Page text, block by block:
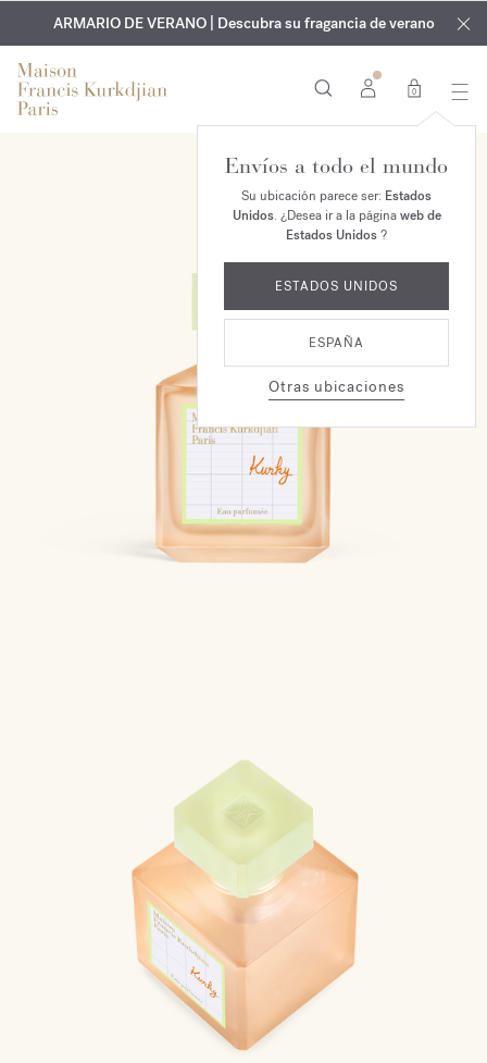
EXCLUSIVO | Descubra la nueva fragancia OUD
velvet mood
en su pedido*
GRABADO GRATUITO | En todas las fragancias y aceites
corporales hasta el 9 de agosto
ARMARIO DE VERANO | Descubra su fragancia de verano
0
Envíos a todo el mundo
Su ubicación parece ser: Estados
Unidos. ¿Desea ir a la páginaweb de
Estados Unidos?
ESTADOS UNIDOS
ESPAÑA
Otras ubicaciones
NUEVO